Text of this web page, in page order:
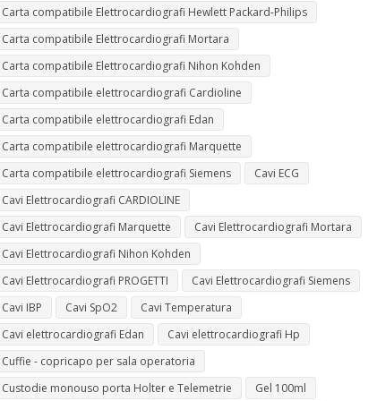
Carta compatibile Elettrocardiografi Hewlett Packard-Philips
Carta compatibile Elettrocardiografi Mortara
Carta compatibile Elettrocardiografi Nihon Kohden
Carta compatibile elettrocardiografi Cardioline
Carta compatibile elettrocardiografi Edan
Carta compatibile elettrocardiografi Marquette
Carta compatibile elettrocardiografi Siemens
Cavi ECG
Cavi Elettrocardiografi CARDIOLINE
Cavi Elettrocardiografi Marquette
Cavi Elettrocardiografi Mortara
Cavi Elettrocardiografi Nihon Kohden
Cavi Elettrocardiografi PROGETTI
Cavi Elettrocardiografi Siemens
Cavi IBP
Cavi SpO2
Cavi Temperatura
Cavi elettrocardiografi Edan
Cavi elettrocardiografi Hp
Cuffie - copricapo per sala operatoria
Custodie monouso porta Holter e Telemetrie
Gel 100ml